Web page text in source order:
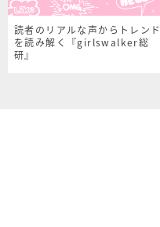
読者のリアルな声からトレンド
を読み解く『girlswalker総
研』